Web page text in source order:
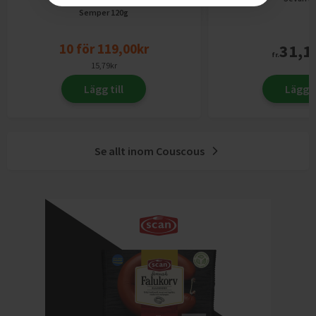
Semper 120g
10för 119,00kr
15,79kr
Lägg till
fr.
Lägg
Se allt inom Couscous